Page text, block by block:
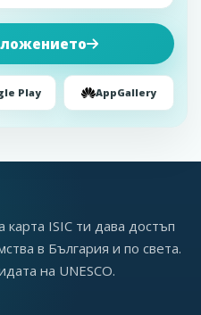
Play AppGallery
ISIC ти дава достъп
в България и по света.
на UNESCO.